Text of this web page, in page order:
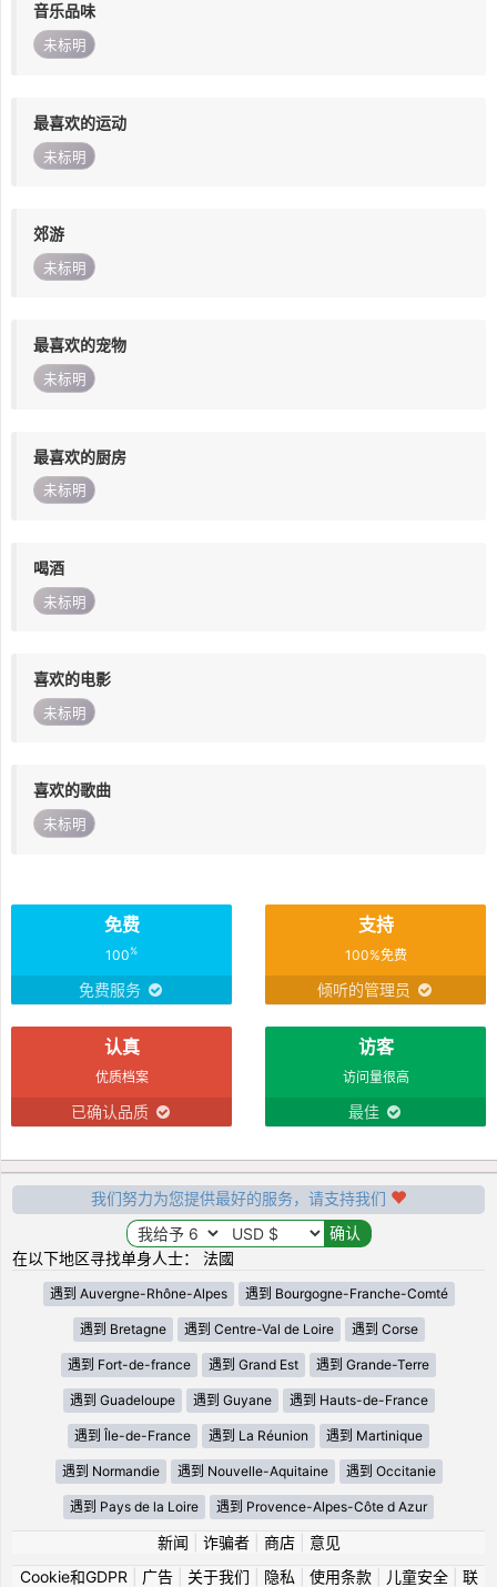
音乐品味
未标明
最喜欢的运动
未标明
郊游
未标明
最喜欢的宠物
未标明
最喜欢的厨房
未标明
喝酒
未标明
喜欢的电影
未标明
喜欢的歌曲
未标明
免费
100%
免费服务
支持
100%免费
倾听的管理员
认真
优质档案
已确认品质
访客
访问量很高
最佳
我们努力为您提供最好的服务，请支持我们
在以下地区寻找单身人士： 法國
遇到 Auvergne-Rhône-Alpes 遇到 Bourgogne-Franche-Comté
遇到 Bretagne 遇到 Centre-Val de Loire 遇到 Corse
遇到 Fort-de-france 遇到 Grand Est 遇到 Grande-Terre
遇到 Guadeloupe 遇到 Guyane 遇到 Hauts-de-France
遇到 Île-de-France 遇到 La Réunion 遇到 Martinique
遇到 Normandie 遇到 Nouvelle-Aquitaine 遇到 Occitanie
遇到 Pays de la Loire 遇到 Provence-Alpes-Côte d Azur
新闻 诈骗者| 商店| 意见
Cookie和GDPR
广告| 关于我们 隐私 使用条款| 儿童安全| 联